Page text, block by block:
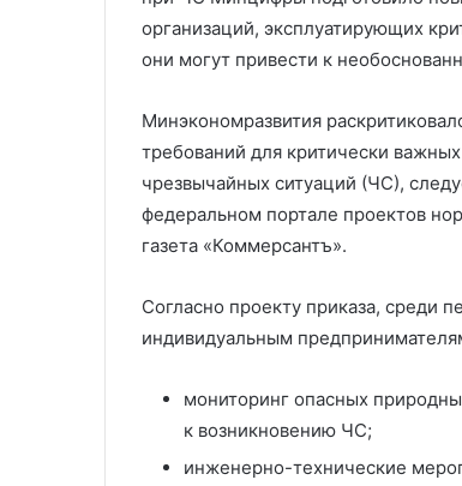
организаций, эксплуатирующих
они могут привести к
Минэкономразвития
требований для критически
чрезвычайных ситуаций (ЧС),
федеральном портале проектов
газета «Коммерсантъ».
Согласно проекту приказа, среди
индивидуальным
мониторинг опасных
к возникновению ЧС;
инженерно-технические
ВОВ